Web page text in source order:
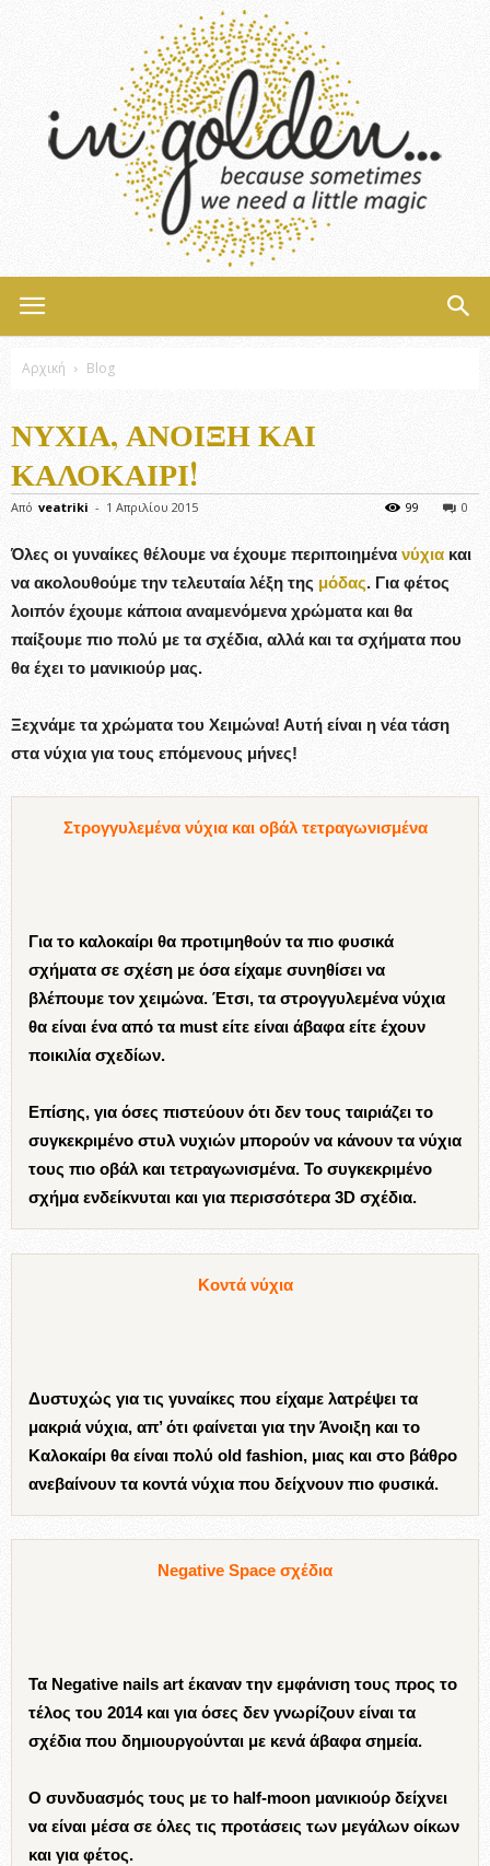
Αρχική Blog
ΝΎΧΙΑ, ΆΝΟΙΞΗ ΚΑΙ
ΚΑΛΟΚΑΊΡΙ!
Από veatriki - 1 Απριλίου 2015 0
99
Όλες οι γυναίκες θέλουμε να έχουμε περιποιημένα νύχια και
να ακολουθούμε την τελευταία λέξη της μόδας. Για φέτος
λοιπόν έχουμε κάποια αναμενόμενα χρώματα και θα
παίξουμε πιο πολύ με τα σχέδια, αλλά και τα σχήματα που
θα έχει το μανικιούρ μας.
Ξεχνάμε τα χρώματα του Χειμώνα! Αυτή είναι η νέα τάση
στα νύχια για τους επόμενους μήνες!
Στρογγυλεμένα νύχια και οβάλ τετραγωνισμένα
Για το καλοκαίρι θα προτιμηθούν τα πιο φυσικά
σχήματα σε σχέση με όσα είχαμε συνηθίσει να
βλέπουμε τον χειμώνα. Έτσι, τα στρογγυλεμένα νύχια
θα είναι ένα από τα must είτε είναι άβαφα είτε έχουν
ποικιλία σχεδίων.
Επίσης, για όσες πιστεύουν ότι δεν τους ταιριάζει το
συγκεκριμένο στυλ νυχιών μπορούν να κάνουν τα νύχια
τους πιο οβάλ και τετραγωνισμένα. Το συγκεκριμένο
σχήμα ενδείκνυται και για περισσότερα 3D σχέδια.
Κοντά νύχια
Δυστυχώς για τις γυναίκες που είχαμε λατρέψει τα
μακριά νύχια, απ’ ότι φαίνεται για την Άνοιξη και το
Καλοκαίρι θα είναι πολύ old fashion, μιας και στο βάθρο
ανεβαίνουν τα κοντά νύχια που δείχνουν πιο φυσικά.
Negative Space σχέδια
Τα Negative nails art έκαναν την εμφάνιση τους προς το
τέλος του 2014 και για όσες δεν γνωρίζουν είναι τα
σχέδια που δημιουργούνται με κενά άβαφα σημεία.
Ο συνδυασμός τους με το half-moon μανικιούρ δείχνει
να είναι μέσα σε όλες τις προτάσεις των μεγάλων οίκων
και για φέτος.